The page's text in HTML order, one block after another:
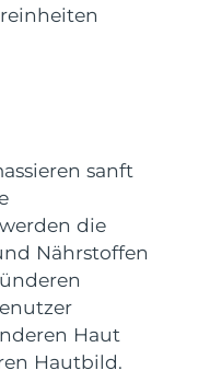
sanft
die
Nährstoffen
Haut
Hautbild.
Erwartete Lieferung
10/08/2026
09/08/2026
Erwartete Lieferung
12/08/2026